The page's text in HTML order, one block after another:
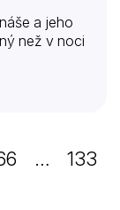
a jeho
než v noci
…
133